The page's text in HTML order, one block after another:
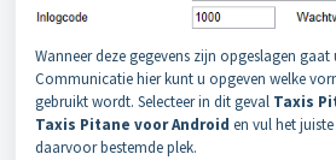
Wanneer deze gegevens zijn opgeslagen
Communicatie hier kunt u opgeven welke
gebruikt wordt. Selecteer in dit geval Taxis
Taxis Pitane voor Android en vul het
daarvoor bestemde plek.